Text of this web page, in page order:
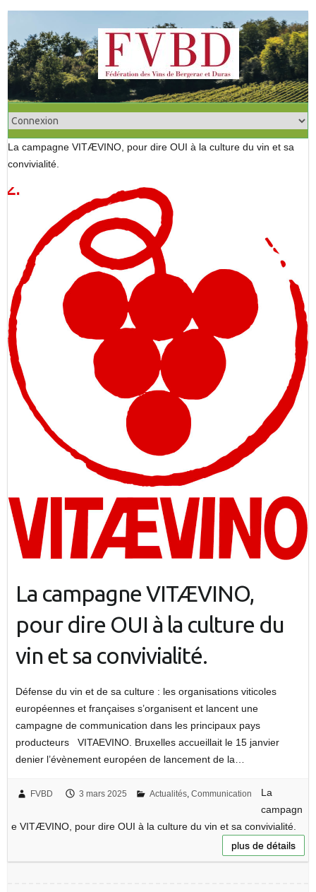
La campagne VITÆVINO, pour dire OUI à la culture du vin et sa
convivialité.
La campagne VITÆVINO,
pour dire OUI à la culture du
vin et sa convivialité.
Défense du vin et de sa culture : les organisations viticoles
européennes et françaises s’organisent et lancent une
campagne de communication dans les principaux pays
producteurs VITAEVINO. Bruxelles accueillait le 15 janvier
denier l’évènement européen de lancement de la…
FVBD 3 mars 2025 Actualités, Communication
La
campagn
e VITÆVINO, pour dire OUI à la culture du vin et sa convivialité.
plus de détails